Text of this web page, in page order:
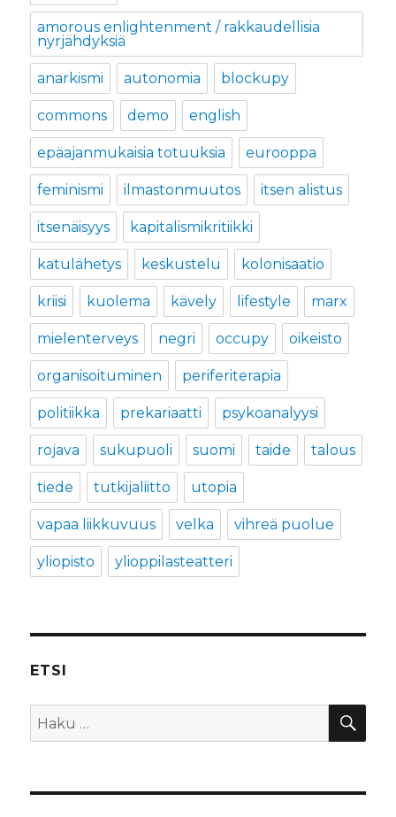
amorous enlightenment / rakkaudellisia
nyrjähdyksiä
anarkismi autonomia blockupy
commons demo english
epäajanmukaisia totuuksia eurooppa
feminismi ilmastonmuutos itsen alistus
itsenäisyys kapitalismikritiikki
katulähetys keskustelu kolonisaatio
kriisi kuolema kävely lifestyle marx
mielenterveys negri occupy oikeisto
organisoituminen periferiterapia
politiikka prekariaatti psykoanalyysi
rojava sukupuoli suomi taide talous
tiede tutkijaliitto utopia
vapaa liikkuvuus velka vihreä puolue
yliopisto ylioppilasteatteri
ETSI
Etsi: